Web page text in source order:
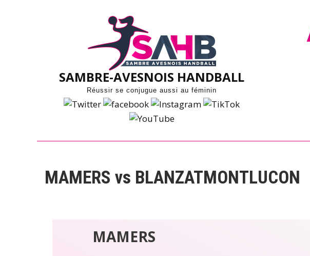
SAMBRE-AVESNOIS HANDBALL
Réussir se conjugue aussi au féminin
MAMERS vs BLANZATMONTLUCON
MAMERS